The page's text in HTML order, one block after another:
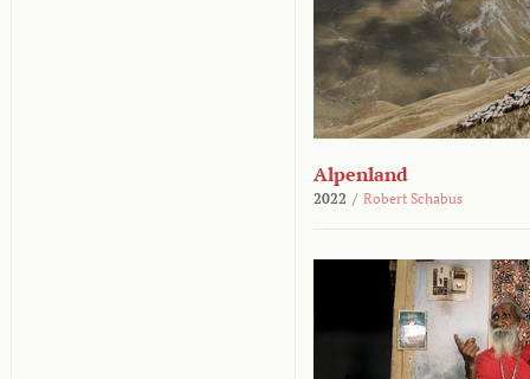
Alpenland
2022 / Robert Schabus